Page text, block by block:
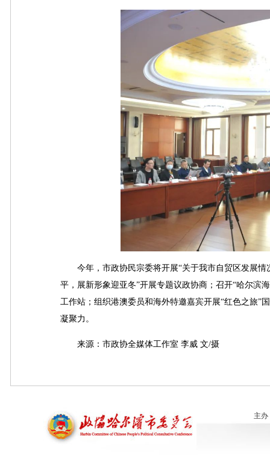
今年，市政协民宗委将开展“关于我市自贸区发展情
平，展新形象迎亚冬”开展专题议政协商；召开“哈尔滨
工作站；组织港澳委员和海外特邀嘉宾开展“红色之旅”
凝聚力。
来源：市政协全媒体工作室 李威 文/摄
主